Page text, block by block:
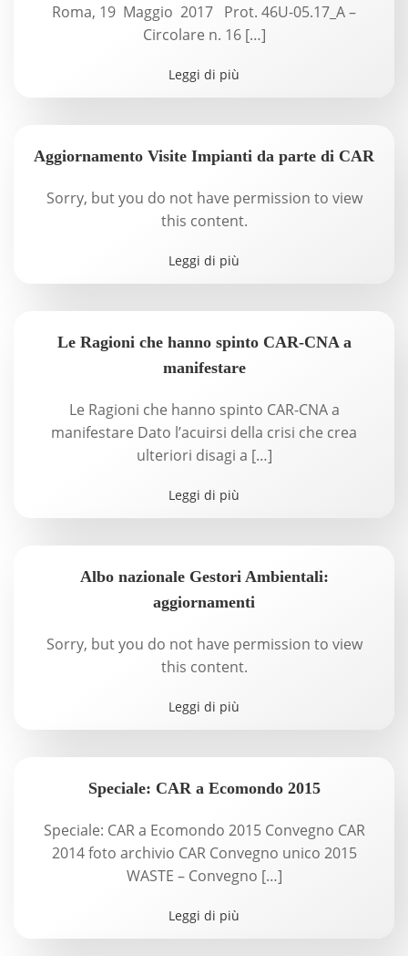
Roma, 19 Maggio 2017 Prot. 46U-05.17_A –
Circolare n. 16 […]
Leggi di più
Aggiornamento Visite Impianti da parte di CAR
Sorry, but you do not have permission to view
this content.
Leggi di più
Le Ragioni che hanno spinto CAR-CNA a
manifestare
Le Ragioni che hanno spinto CAR-CNA a
manifestare Dato l’acuirsi della crisi che crea
ulteriori disagi a […]
Leggi di più
Albo nazionale Gestori Ambientali:
aggiornamenti
Sorry, but you do not have permission to view
this content.
Leggi di più
Speciale: CAR a Ecomondo 2015
Speciale: CAR a Ecomondo 2015 Convegno CAR
2014 foto archivio CAR Convegno unico 2015
WASTE – Convegno […]
Leggi di più